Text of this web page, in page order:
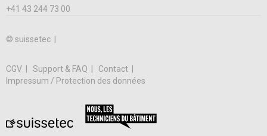
+41 43 244 73 00
© suissetec |
CGV Support & FAQ
Contact
Impressum / Protection des données